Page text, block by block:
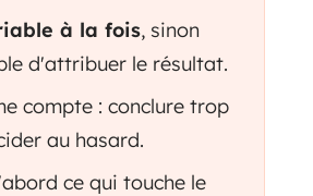
à la fois, sinon
d'attribuer le résultat.
compte : conclure trop
au hasard.
ce qui touche le